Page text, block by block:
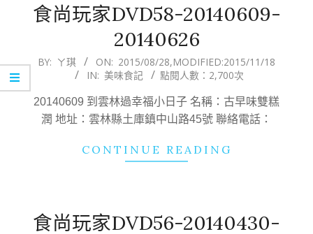
食尚玩家DVD58-20140609-
20140626
2015-
28
BY: ㄚ琪 ON: 2015/08/28,MODIFIED:2015/11/18
IN: 美味食記 點閱人數：2,700次
20140609 到雲林過幸福小日子 名稱：古早味雙糕
潤 地址：雲林縣土庫鎮中山路45號 聯絡電話：
CONTINUE READING
食尚玩家DVD56-20140430-